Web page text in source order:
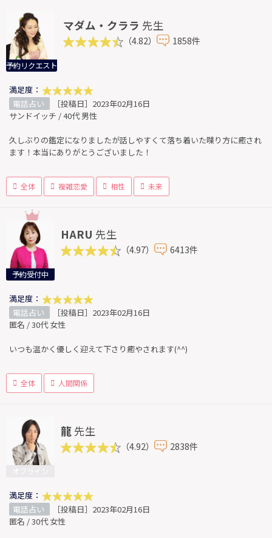
予約リクエスト
マダム・クララ 先生
（4.82） 1858件
満足度：
電話占い
［投稿日］2023年02月16日
サンドイッチ / 40代 男性
久しぶりの鑑定になりましたが話しやすくて落ち着いた喋り方に癒され
ます！本当にありがとうございました！
全体 複雑恋愛 相性 未来
予約受付中
HARU 先生
（4.97） 6413件
満足度：
電話占い
［投稿日］2023年02月16日
匿名 / 30代 女性
いつも温かく優しく迎えて下さり癒やされます(^^)
全体 人間関係
龍 先生
（4.92） 2838件
満足度：
電話占い
［投稿日］2023年02月16日
匿名 / 30代 女性